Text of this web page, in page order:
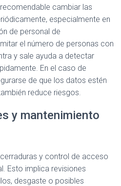
cambiar las
especialmente en
de personal de
el número de personas con
y sale ayuda a detectar
En el caso de
de que los datos estén
reduce riesgos.
y mantenimiento
y control de acceso
Esto implica revisiones
desgaste o posibles